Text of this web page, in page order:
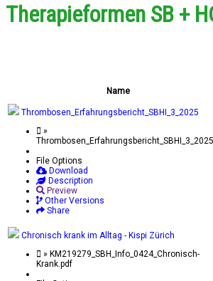
Therapieformen SB +
Name
Thrombosen_Erfahrungsbericht_SBHI_3_2025
»
File Options
Download
Description
Preview
Other Versions
Share
Chronisch krank im Alltag - Kispi Zürich
» KM219279_SBH_Info_0424_Chronisch-
Krank.pdf